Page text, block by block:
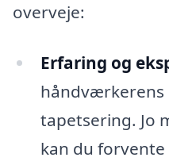
overveje:
Erfaring og
håndværkerens
tapetsering. Jo
kan du